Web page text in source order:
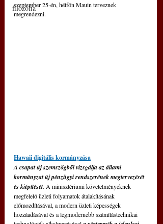
filozófia
szeptember 25-én, hétfőn Mauin terveznek
megrendezni.
Hawaii digitális kormányzása
A csapat új szemszögből vizsgálja az állami
kormányzat új pénzügyi rendszerének megtervezését
és kiépítését. A minisztériumi követelményeknek
megfelelő üzleti folyamatok átalakításának
előmozdításával, a modern üzleti képességek
hozzáadásával és a legmodernebb számítástechnikai